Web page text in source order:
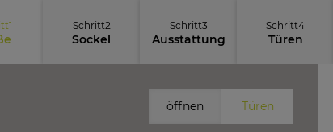
1 Schritt2
Sockel
Schritt3
Ausstattung
Schritt4
Türen
öffnen Türen